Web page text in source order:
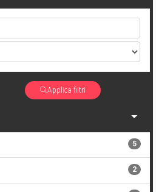
Applica filtri
5
2